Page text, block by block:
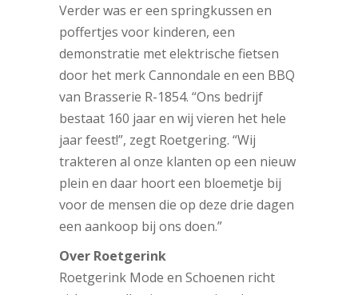
Verder was er een springkussen en
poffertjes voor kinderen, een
demonstratie met elektrische fietsen
door het merk Cannondale en een BBQ
van Brasserie R-1854. “Ons bedrijf
bestaat 160 jaar en wij vieren het hele
jaar feest!”, zegt Roetgering. “Wij
trakteren al onze klanten op een nieuw
plein en daar hoort een bloemetje bij
voor de mensen die op deze drie dagen
een aankoop bij ons doen.”
Over Roetgerink
Roetgerink Mode en Schoenen richt